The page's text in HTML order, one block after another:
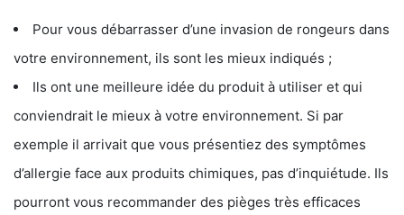
Pour vous débarrasser d’une invasion de rongeurs dans
votre environnement, ils sont les mieux indiqués ;
Ils ont une meilleure idée du produit à utiliser et qui
conviendrait le mieux à votre environnement. Si par
exemple il arrivait que vous présentiez des symptômes
d’allergie face aux produits chimiques, pas d’inquiétude. Ils
pourront vous recommander des pièges très efficaces